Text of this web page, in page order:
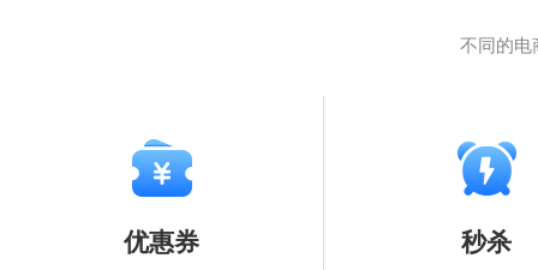
不同的电
优惠券 秒杀